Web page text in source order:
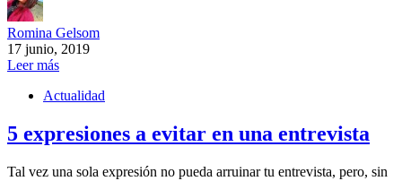
Romina Gelsom
17 junio, 2019
Leer más
Actualidad
5 expresiones a evitar en una entrevista
Tal vez una sola expresión no pueda arruinar tu entrevista, pero, sin